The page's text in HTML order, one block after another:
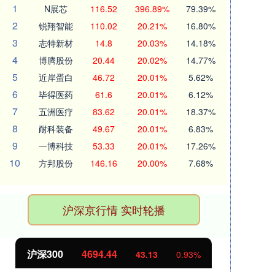
1
N展芯 116.52 396.89% 79.39%
2 锐翔智能 110.02 20.21% 16.80%
3 志特新材 14.8 20.03% 14.18%
4 博腾股份 20.44 20.02% 14.77%
5 近岸蛋白 46.72 20.01% 5.62%
6 毕得医药 61.6 20.01% 6.12%
7 五洲医疗 83.62 20.01% 18.37%
8 耐科装备 49.67 20.01% 6.83%
9 一博科技 53.33 20.01% 17.26%
10 方邦股份 146.16 20.00% 7.68%
沪深京行情 实时轮播
沪深300 4694.44 43.13 0.93%